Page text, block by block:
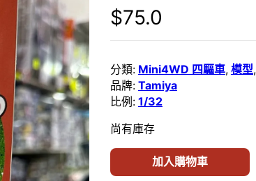
$75.0
分類: Mini4WD 四驅車, 模型
品牌: Tamiya
比例: 1/32
尚有庫存
加入購物車